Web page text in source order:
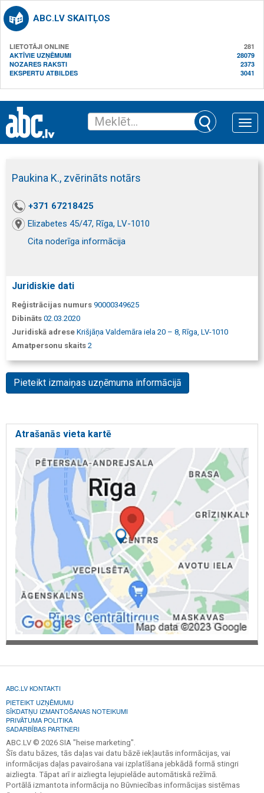
ABC.LV SKAITĻOS
LIETOTĀJI ONLINE
281
AKTĪVIE UZŅĒMUMI
28079
NOZARES RAKSTI
2373
EKSPERTU ATBILDES
3041
Toggle
Paukina K., zvērināts notārs
+371 67218425
Elizabetes 45/47, Rīga, LV-1010
Cita noderīga informācija
Juridiskie dati
Reģistrācijas numurs 90000349625
Dibināts 02.03.2020
Juridiskā adrese Krišjāņa Valdemāra iela 20 – 8, Rīga, LV-1010
Amatpersonu skaits 2
Pieteikt izmaiņas uzņēmuma informācijā
Atrašanās vieta kartē
ABC.LV KONTAKTI
PIETEIKT UZŅĒMUMU
SĪKDATŅU IZMANTOŠANAS NOTEIKUMI
PRIVĀTUMA POLITIKA
SADARBĪBAS PARTNERI
ABC.LV © 2026 SIA "heise marketing".
Šīs datu bāzes, tās daļas vai datu bāzē iekļautās informācijas, vai
informācijas daļas pavairošana vai izplatīšana jebkādā formā stingri
aizliegta. Tāpat arī ir aizliegta lejupielāde automātiskā režīmā.
Portālā izmantota informācija no Būvniecības informācijas sistēmas